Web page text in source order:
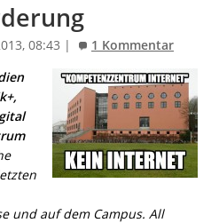
08:43 | 1 Kommentar
und auf dem Campus. All